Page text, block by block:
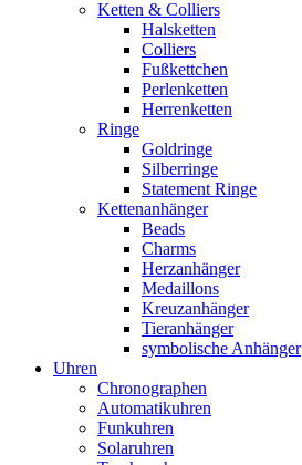
Ketten & Colliers
Halsketten
Colliers
Fußkettchen
Perlenketten
Herrenketten
Ringe
Goldringe
Silberringe
Statement Ringe
Kettenanhänger
Beads
Charms
Herzanhänger
Medaillons
Kreuzanhänger
Tieranhänger
symbolische Anhänger
Uhren
Chronographen
Automatikuhren
Funkuhren
Solaruhren